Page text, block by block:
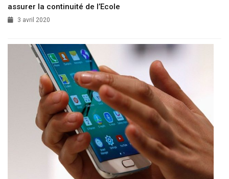
assurer la continuité de l’Ecole
3 avril 2020